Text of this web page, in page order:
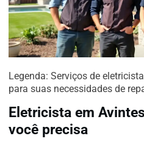
Legenda: Serviços de
para suas necessidades de
Eletricista em
você precisa